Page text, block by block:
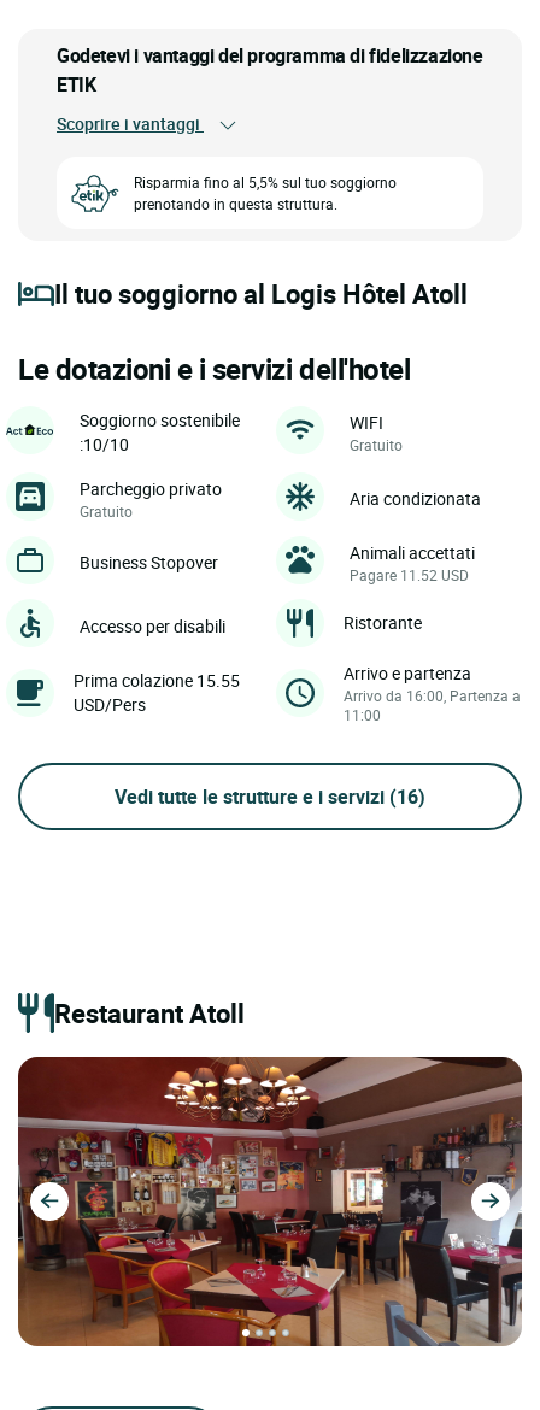
Godetevi i vantaggi del programma di fidelizzazione
ETIK
Scoprire i vantaggi
Risparmia fino al 5,5% sul tuo soggiorno
prenotando in questa struttura.
Il tuo soggiorno al Logis Hôtel Atoll
Le dotazioni e i servizi dell'hotel
Soggiorno sostenibile
:10/10
WIFI
Gratuito
Parcheggio privato
Gratuito
Aria condizionata
Business Stopover Animali accettati
Pagare 11.52 USD
Accesso per disabili Ristorante
Prima colazione 15.55
USD/Pers
Arrivo e partenza
Arrivo da 16:00, Partenza a
11:00
Vedi tutte le strutture e i servizi (16)
Restaurant Atoll